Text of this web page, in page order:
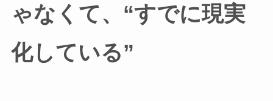
ゃなくて、“すでに現実
化している”